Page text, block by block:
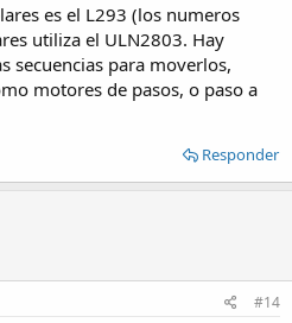
es el L293 (los numeros
utiliza el ULN2803. Hay
secuencias para moverlos,
motores de pasos, o paso a
Responder
#14